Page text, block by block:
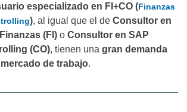
especializado en FI+CO (Finanzas
), al igual que el de Consultor en
(FI) o Consultor en SAP
(CO), tienen una gran demanda
de trabajo.